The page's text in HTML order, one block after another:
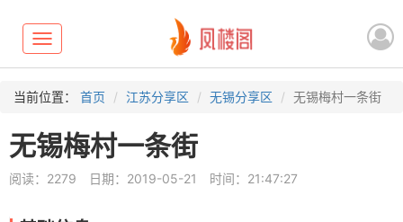
Toggle
navigation
当前位置： 首页 江苏分享区 无锡分享区 无锡梅村一条街
无锡梅村一条街
阅读：2279 日期：2019-05-21 时间：21:47:27